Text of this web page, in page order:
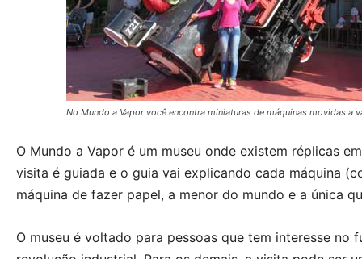
No Mundo a Vapor você encontra miniaturas de máquinas movidas a
O Mundo a Vapor é um museu onde existem réplicas
visita é guiada e o guia vai explicando cada máquina
máquina de fazer papel, a menor do mundo e a única
O museu é voltado para pessoas que tem interesse no